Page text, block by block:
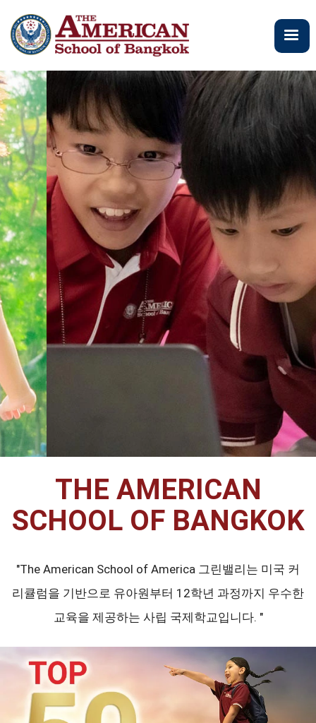
요
콘
츠
로
건
너
뛰
기
THE AMERICAN
SCHOOL OF BANGKOK
"The American School of America 그린밸리는 미국 커
리큘럼을 기반으로 유아원부터 12학년 과정까지 우수한
교육을 제공하는 사립 국제학교입니다. "